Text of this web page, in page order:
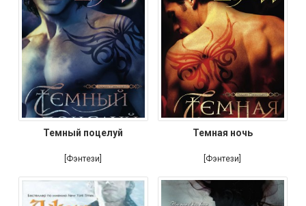
Темный поцелуй
[Фэнтези]
Темная ночь
[Фэнтези]